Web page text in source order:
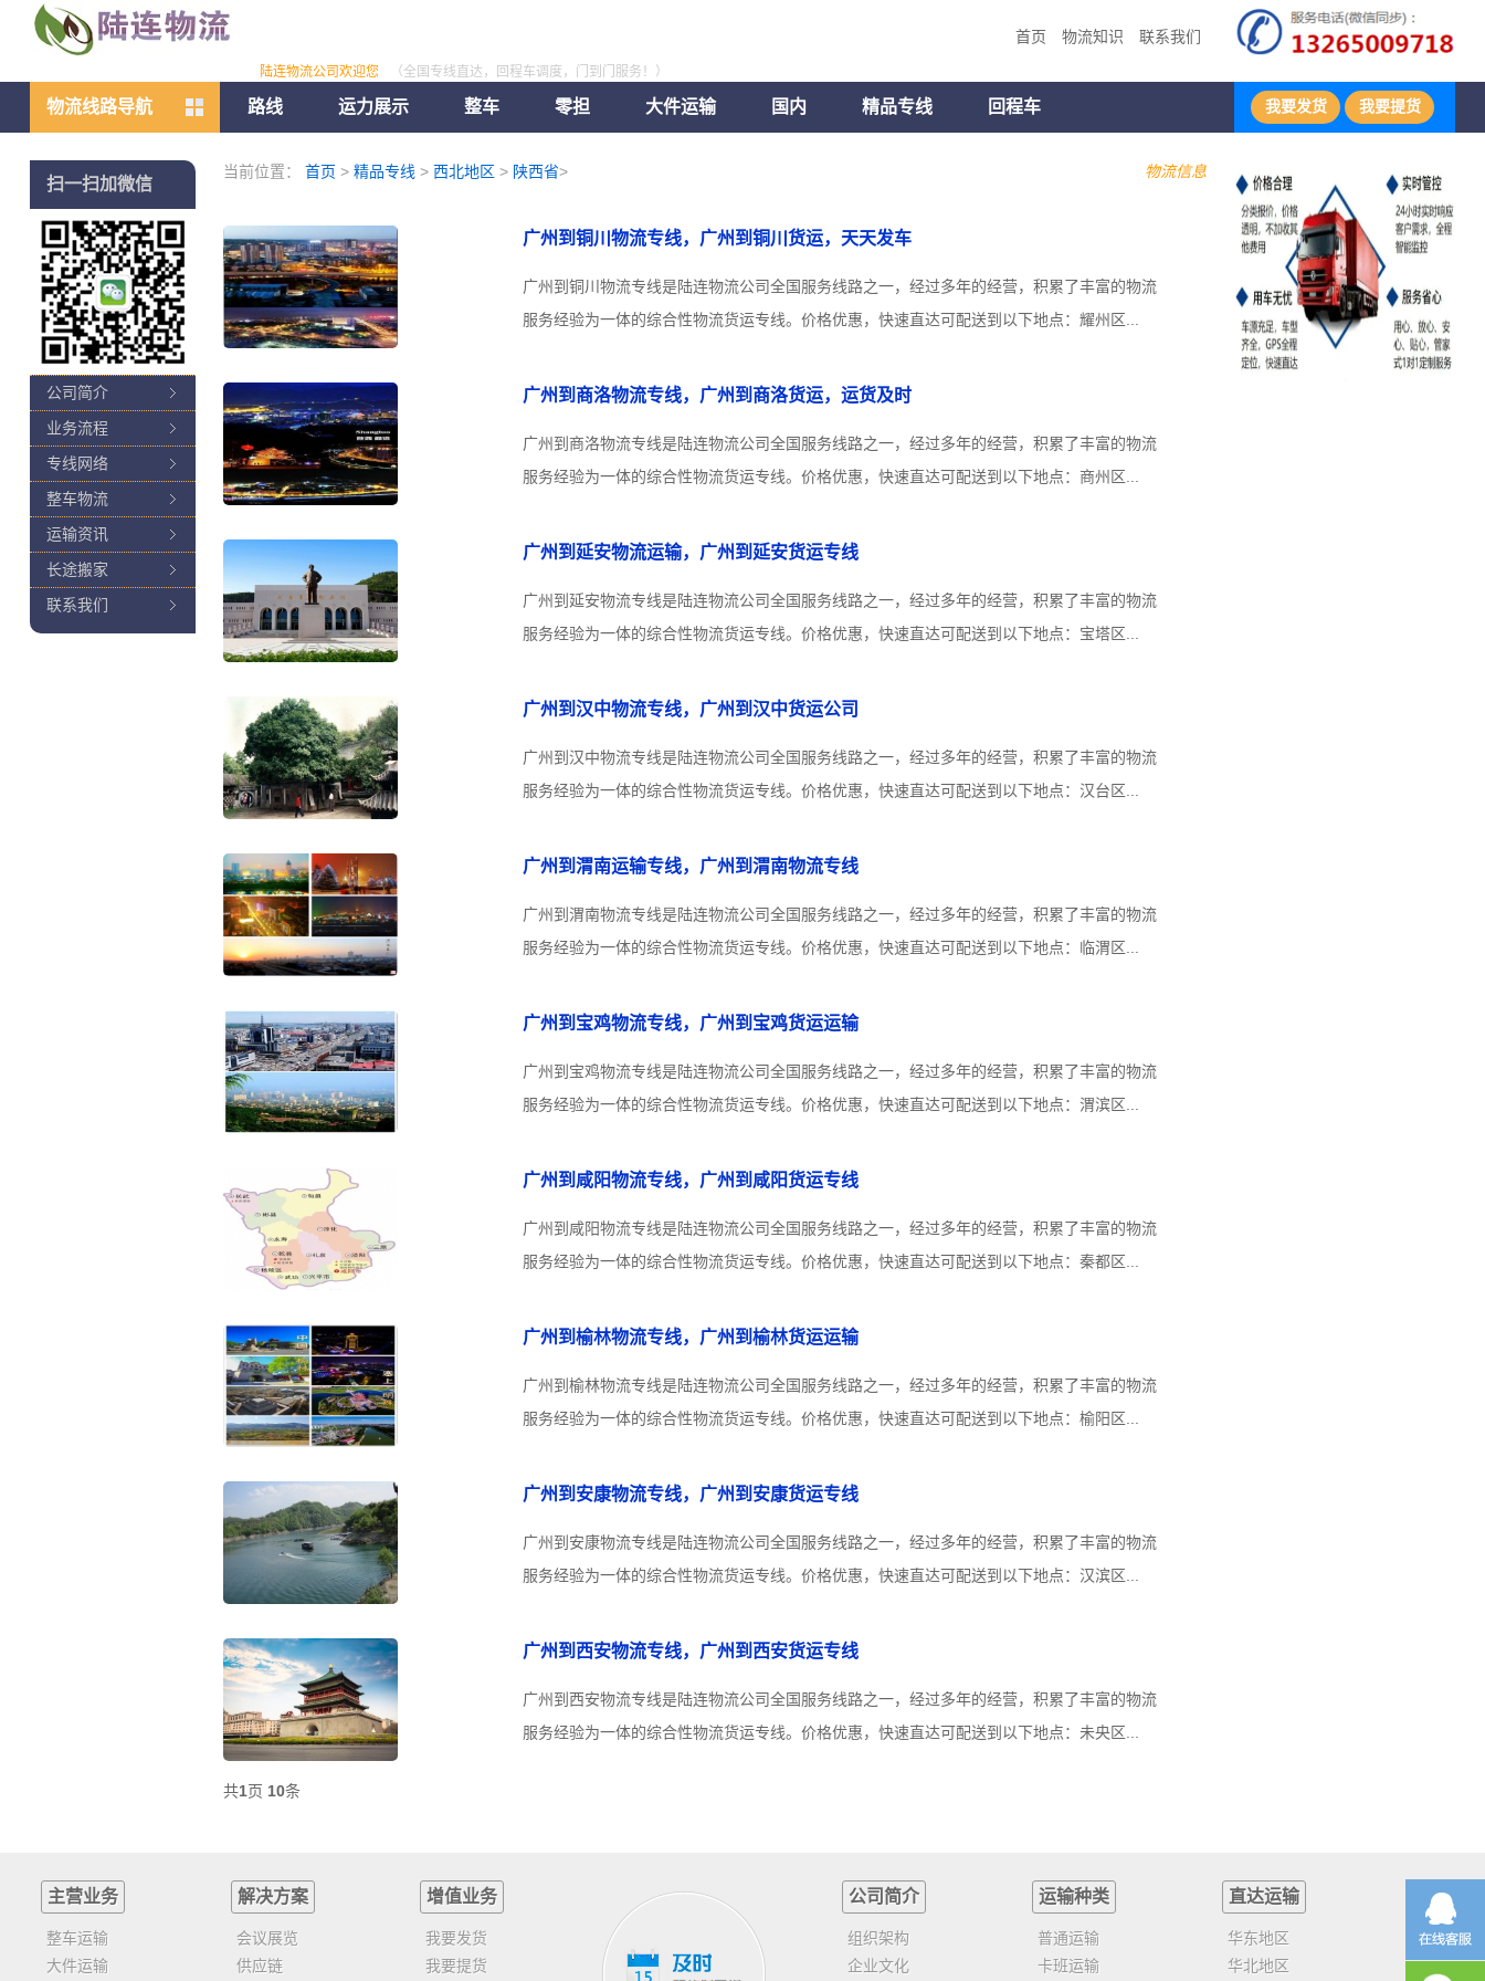
首页 物流知识 联系我们
陆连物流公司欢迎您 （全国专线直达，回程车调度，门到门服务！）
物流线路导航 路线 运力展示 整车 零担 大件运输 国内 精品专线 回程车 我要发货 我要提货
当前位置： 首页 > 精品专线 > 西北地区 > 陕西省> 物流信息
广州到铜川物流专线，广州到铜川货运，天天发车
广州到铜川物流专线是陆连物流公司全国服务线路之一，经过多年的经营，积累了丰富的物流
服务经验为一体的综合性物流货运专线。价格优惠，快速直达可配送到以下地点：耀州区...
广州到商洛物流专线，广州到商洛货运，运货及时
广州到商洛物流专线是陆连物流公司全国服务线路之一，经过多年的经营，积累了丰富的物流
服务经验为一体的综合性物流货运专线。价格优惠，快速直达可配送到以下地点：商州区...
广州到延安物流运输，广州到延安货运专线
广州到延安物流专线是陆连物流公司全国服务线路之一，经过多年的经营，积累了丰富的物流
服务经验为一体的综合性物流货运专线。价格优惠，快速直达可配送到以下地点：宝塔区...
广州到汉中物流专线，广州到汉中货运公司
广州到汉中物流专线是陆连物流公司全国服务线路之一，经过多年的经营，积累了丰富的物流
服务经验为一体的综合性物流货运专线。价格优惠，快速直达可配送到以下地点：汉台区...
广州到渭南运输专线，广州到渭南物流专线
广州到渭南物流专线是陆连物流公司全国服务线路之一，经过多年的经营，积累了丰富的物流
服务经验为一体的综合性物流货运专线。价格优惠，快速直达可配送到以下地点：临渭区...
广州到宝鸡物流专线，广州到宝鸡货运运输
广州到宝鸡物流专线是陆连物流公司全国服务线路之一，经过多年的经营，积累了丰富的物流
服务经验为一体的综合性物流货运专线。价格优惠，快速直达可配送到以下地点：渭滨区...
广州到咸阳物流专线，广州到咸阳货运专线
广州到咸阳物流专线是陆连物流公司全国服务线路之一，经过多年的经营，积累了丰富的物流
服务经验为一体的综合性物流货运专线。价格优惠，快速直达可配送到以下地点：秦都区...
广州到榆林物流专线，广州到榆林货运运输
广州到榆林物流专线是陆连物流公司全国服务线路之一，经过多年的经营，积累了丰富的物流
服务经验为一体的综合性物流货运专线。价格优惠，快速直达可配送到以下地点：榆阳区...
广州到安康物流专线，广州到安康货运专线
广州到安康物流专线是陆连物流公司全国服务线路之一，经过多年的经营，积累了丰富的物流
服务经验为一体的综合性物流货运专线。价格优惠，快速直达可配送到以下地点：汉滨区...
广州到西安物流专线，广州到西安货运专线
广州到西安物流专线是陆连物流公司全国服务线路之一，经过多年的经营，积累了丰富的物流
服务经验为一体的综合性物流货运专线。价格优惠，快速直达可配送到以下地点：未央区...
共1页 10条
扫一扫加微信
公司简介
业务流程
专线网络
整车物流
运输资讯
长途搬家
联系我们
主营业务
整车运输
大件运输
解决方案
会议展览
供应链
增值业务
我要发货
我要提货
公司简介
组织架构
企业文化
运输种类
普通运输
卡班运输
直达运输
华东地区
华北地区